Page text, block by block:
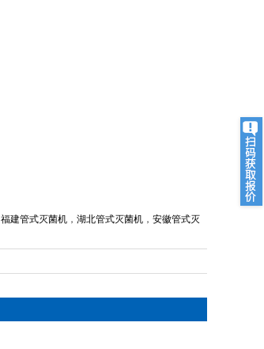
福建管式灭菌机 ， 湖北管式灭菌机 ， 安徽管式灭